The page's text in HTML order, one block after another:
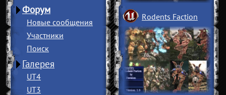
Форум
Новые сообщения
Участники
Поиск
Галерея
UT4
UT3
Rodents Faction